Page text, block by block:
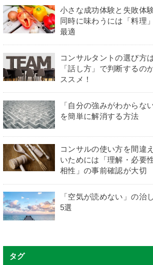
小さな成功体験と失敗体
同時に味わうには「料理
最適
コンサルタントの選び方
「話し方」で判断するの
ススメ！
「自分の強みがわからない
を簡単に解消する方法
コンサルの使い方を間違
いためには「理解・必要性
相性」の事前確認が大切
「空気が読めない」の治
5選
タグ